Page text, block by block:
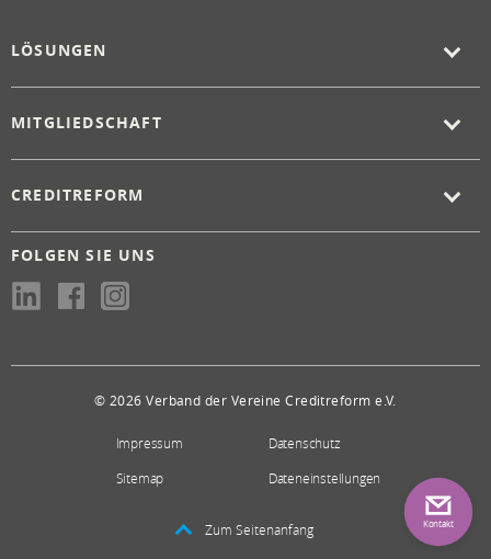
LÖSUNGEN
MITGLIEDSCHAFT
CREDITREFORM
FOLGEN SIE UNS
© 2026 Verband der Vereine Creditreform e.V.
Impressum
Datenschutz
Sitemap
Dateneinstellungen
Zum Seitenanfang Kontakt